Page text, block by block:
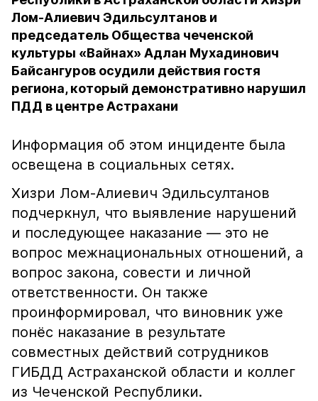
Лом-Алиевич Эдильсултанов и
председатель Общества чеченской
культуры «Вайнах» Адлан Мухадинович
Байсангуров осудили действия гостя
региона, который демонстративно нарушил
ПДД в центре Астрахани
Информация об этом инциденте была
освещена в социальных сетях.
Хизри Лом-Алиевич Эдильсултанов
подчеркнул, что выявление нарушений
и последующее наказание — это не
вопрос межнациональных отношений, а
вопрос закона, совести и личной
ответственности. Он также
проинформировал, что виновник уже
понёс наказание в результате
совместных действий сотрудников
ГИБДД Астраханской области и коллег
из Чеченской Республики.